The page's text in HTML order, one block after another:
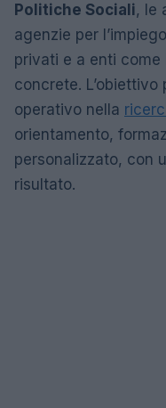
Politiche Sociali, le
agenzie per
privati e a enti come
concrete.
operativo nella
orientamento,
personalizzato, con
risultato.